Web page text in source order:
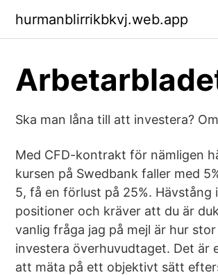
hurmanblirrikbkvj.web.app
Ska man låna till att investera?
Med CFD-kontrakt för nämligen
kursen på Swedbank faller med
5, få en förlust på 25%.
positioner och kräver att du är
vanlig fråga jag på mejl är hur
investera överhuvudtaget. Det är
att mäta på ett objektivt sätt